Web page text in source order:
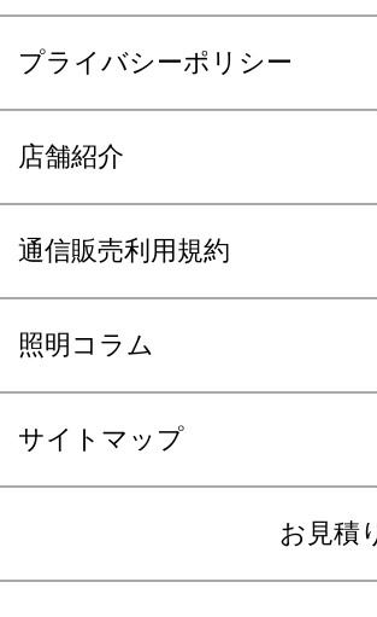
プライバシーポリシー
店舗紹介
通信販売利用規約
照明コラム
サイトマップ
お見積